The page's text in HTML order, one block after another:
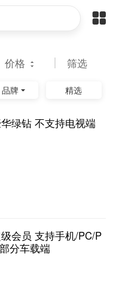
价格 筛选
品牌 精选
绿钻 不支持电视端
会员 支持手机/PC/P
分车载端